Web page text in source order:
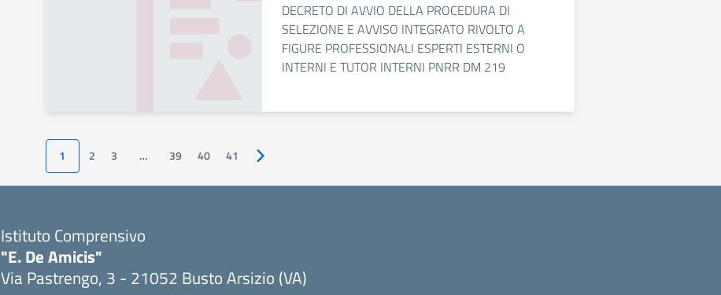
DECRETO DI AVVIO DELLA PROCEDURA DI
SELEZIONE E AVVISO INTEGRATO RIVOLTO A
FIGURE PROFESSIONALI ESPERTI ESTERNI O
INTERNI E TUTOR INTERNI PNRR DM 219
1 2 3 … 39 40 41 Pagina successiva
Istituto Comprensivo
"E. De Amicis"
Via Pastrengo, 3 - 21052 Busto Arsizio (VA)